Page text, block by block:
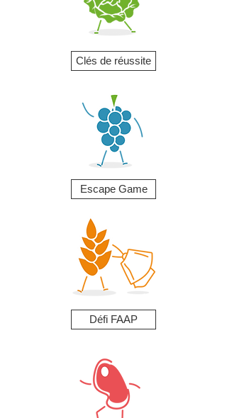
Clés de réussite
Escape Game
Défi FAAP